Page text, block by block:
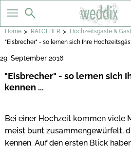
Home > RATGEBER > Hochzeitsgäste &
"Eisbrecher" - so lernen sich Ihre
29. September 2016
"Eisbrecher" - so lernen sich
kennen ...
Bei einer Hochzeit kommen viele
meist bunt zusammengewürfelt,
kennen. Auf den ersten Blick